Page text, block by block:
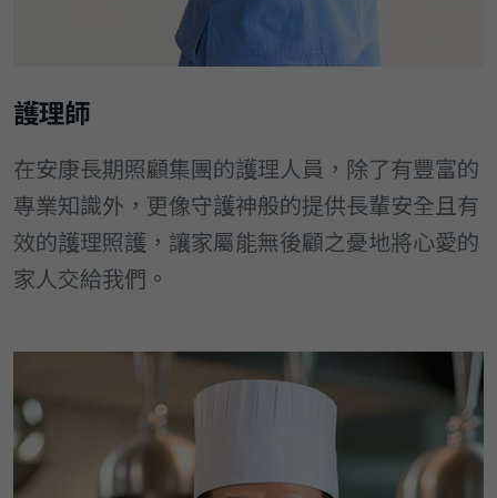
護理師
在安康長期照顧集團的護理人員，除了有豐富的
專業知識外，更像守護神般的提供長輩安全且有
效的護理照護，讓家屬能無後顧之憂地將心愛的
家人交給我們。